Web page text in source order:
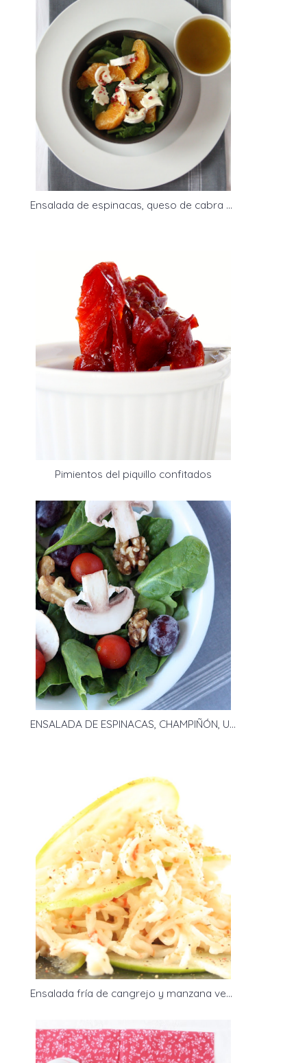
Ensalada de espinacas, queso de cabra y vinagreta de naranja- Spinach, goat cheese and orange vinaigrette salad
Pimientos del piquillo confitados
ENSALADA DE ESPINACAS, CHAMPIÑÓN, UVAS Y NUECES CON VINAGRETA DE MOSTAZA
Ensalada fría de cangrejo y manzana verde